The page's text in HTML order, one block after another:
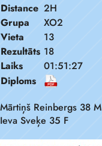
Distance 2H
Grupa
XO2
Vieta
13
Rezultāts 18
Laiks
01:51:27
Diploms
Mārtiņš Reinbergs 38 M
Ieva Sveķe 35 F